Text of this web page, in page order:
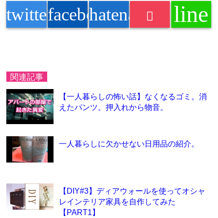
twitterfacebookhatenabookmark
line
関連記事
【一人暮らしの怖い話】なくなるゴミ。消
えたパンツ。押入れから物音。
一人暮らしに欠かせない日用品の紹介。
【DIY#3】ディアウォールを使ってオシャ
レインテリア家具を自作してみた
【PART1】